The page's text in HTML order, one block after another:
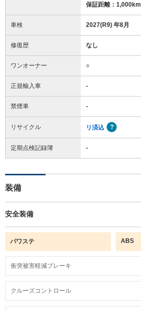
保証距離：1,000km
車検 2027(R9) 年8月
修復歴 なし
ワンオーナー ○
正規輸入車 -
禁煙車 -
リサイクル リ済込
定期点検記録簿 -
装備
安全装備
パワステ ABS
衝突被害軽減ブレーキ
クルーズコントロール